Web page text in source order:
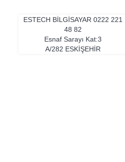
ESTECH BİLGİSAYAR 0222 221
48 82
Esnaf Sarayı Kat:3
A/282 ESKIŞEHIR